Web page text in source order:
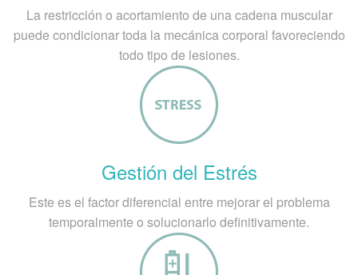
La restricción o acortamiento de una cadena muscular
puede condicionar toda la mecánica corporal favoreciendo
todo tipo de lesiones.
Gestión del Estrés
Este es el factor diferencial entre mejorar el problema
temporalmente o solucionarlo definitivamente.